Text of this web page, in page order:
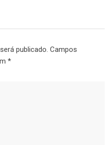
publicado. Campos
*